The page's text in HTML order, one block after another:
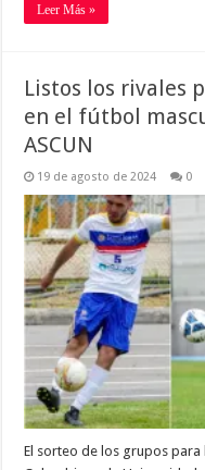
Leer Más »
Listos los rivales
en el fútbol
ASCUN
19 de agosto de 2024 0
El sorteo de los grupos para